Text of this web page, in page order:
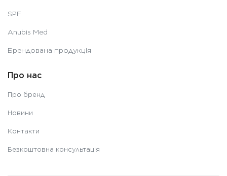
SPF
Anubis Med
Брендована продукція
Про нас
Про бренд
Новини
Контакти
Безкоштовна консультація